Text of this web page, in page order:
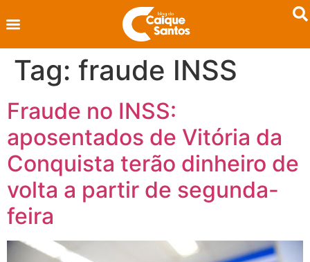
Tag: fraude INSS
Fraude no INSS:
aposentados de Vitória da
Conquista terão dinheiro de
volta a partir de segunda-
feira